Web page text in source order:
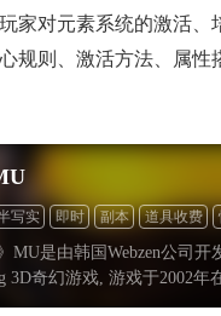
家对元素系统的激活
规则、激活方法、属
写实 即时 副本 道具收费
MU是由韩国Webzen公司
3D奇幻游戏, 游戏于2002年
游戏采用3D引擎，支持*。